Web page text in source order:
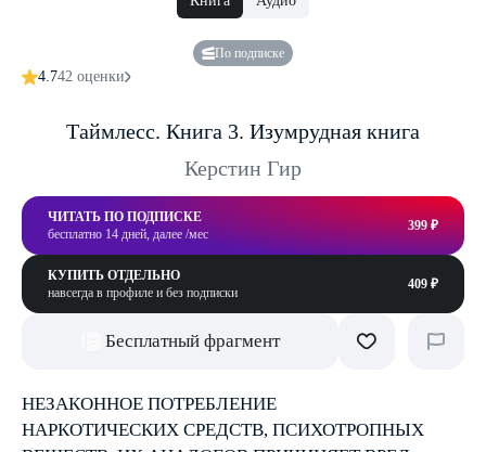
По подписке
4.742 оценки
Таймлесс. Книга 3. Изумрудная книга
Керстин Гир
ЧИТАТЬ ПО ПОДПИСКЕ
бесплатно 14 дней, далее /мес
399 ₽
КУПИТЬ ОТДЕЛЬНО
навсегда в профиле и без подписки
409 ₽
Бесплатный фрагмент
НЕЗАКОННОЕ ПОТРЕБЛЕНИЕ
НАРКОТИЧЕСКИХ СРЕДСТВ, ПСИХОТРОПНЫХ